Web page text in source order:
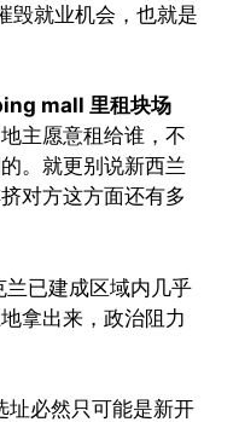
就业机会，也就是
mall 里租块场
主愿意租给谁，不
。就更别说新西兰
对方这方面还有多
兰已建成区域内几乎
拿出来，政治阻力
必然只可能是新开